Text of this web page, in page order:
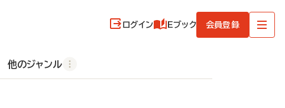
ログイン Eブック 会員登録
他のジャンル